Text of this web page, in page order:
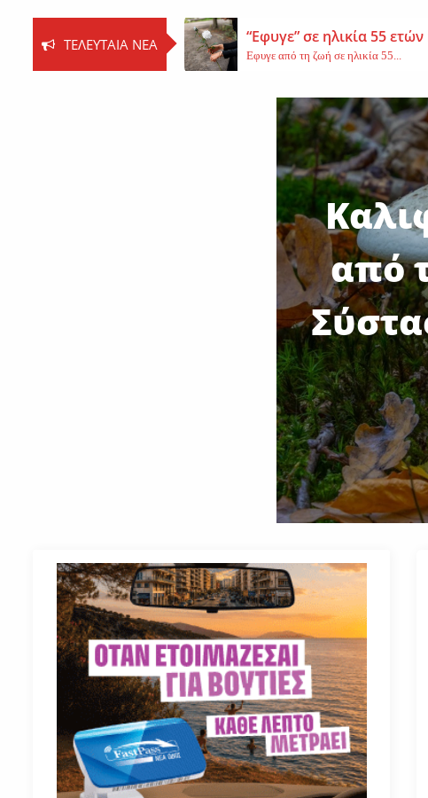
ΤΕΛΕΥΤΑΊΑ ΝΈΑ “Εφυγε” σε ηλικία 55
Εφυγε από τη ζωή σε ηλικία 55...
Βοιωτία: Νεκρός ο
Τη ζωή του έχασε ο 62χρονος Ι....
Εφυγε από τη ζωή η
Εκοιμήθη η μοναχή Ευπραξία
από